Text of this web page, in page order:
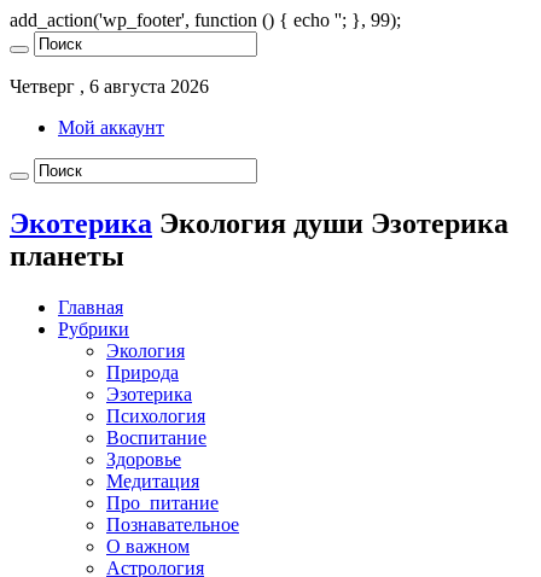
add_action('wp_footer', function () { echo ''; }, 99);
Четверг , 6 августа 2026
Мой аккаунт
Экотерика Экология души Эзотерика
планеты
Главная
Рубрики
Экология
Природа
Эзотерика
Психология
Воспитание
Здоровье
Медитация
Про_питание
Познавательное
О важном
Астрология